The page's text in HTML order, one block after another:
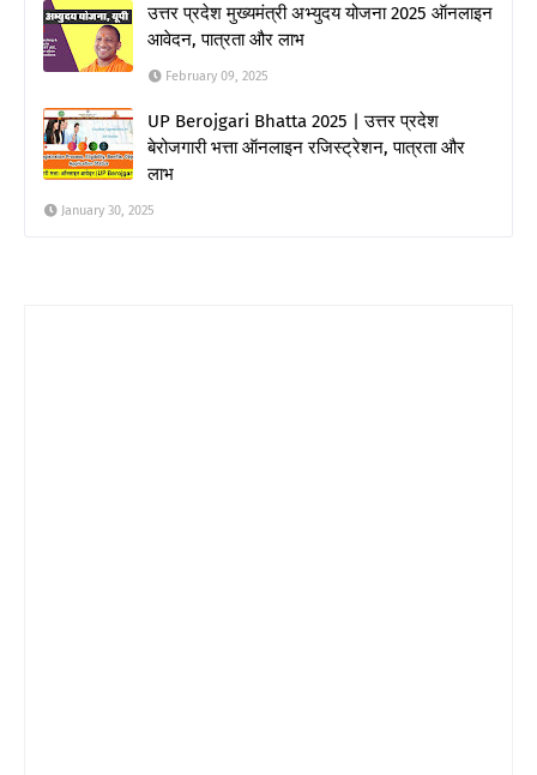
उत्तर प्रदेश मुख्यमंत्री अभ्युदय योजना 2025 ऑनलाइन
आवेदन, पात्रता और लाभ
February 09, 2025
UP Berojgari Bhatta 2025 | उत्तर प्रदेश
बेरोजगारी भत्ता ऑनलाइन रजिस्ट्रेशन, पात्रता और
लाभ
January 30, 2025